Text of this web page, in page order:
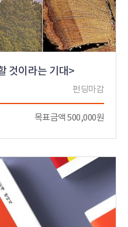
것이라는 기대>
펀딩마감
목표금액 500,000원